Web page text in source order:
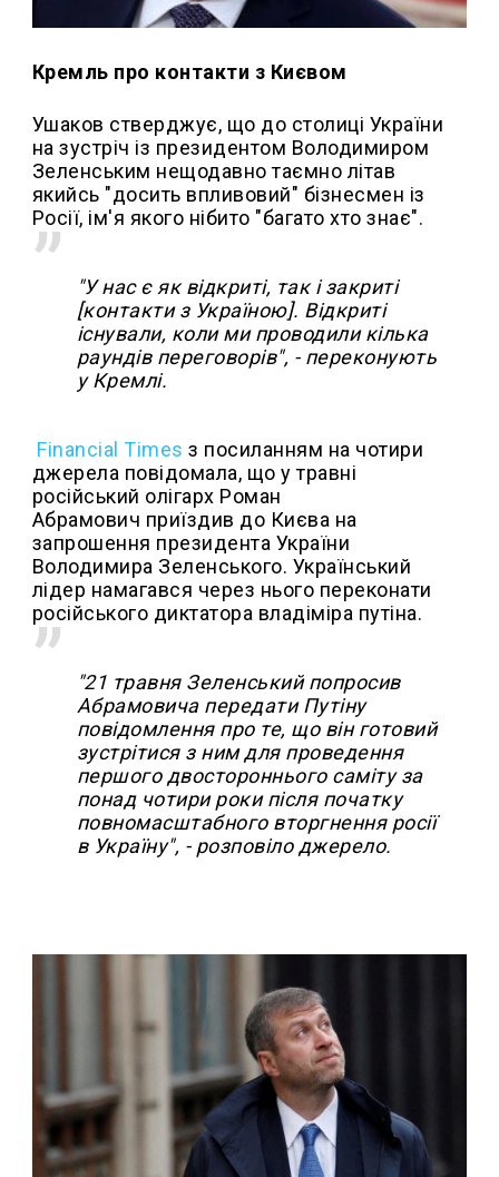
Кремль про контакти з Києвом
Ушаков стверджує, що до столиці України
на зустріч із президентом Володимиром
Зеленським нещодавно таємно літав
якийсь "досить впливовий" бізнесмен із
Росії, ім'я якого нібито "багато хто знає".
"У нас є як відкриті, так і закриті
[контакти з Україною]. Відкриті
існували, коли ми проводили кілька
раундів переговорів", - переконують
у Кремлі.
Financial Times з посиланням на чотири
джерела повідомала, що у травні
російський олігарх Роман
Абрамович приїздив до Києва на
запрошення президента України
Володимира Зеленського. Український
лідер намагався через нього переконати
російського диктатора владіміра путіна.
"21 травня Зеленський попросив
Абрамовича передати Путіну
повідомлення про те, що він готовий
зустрітися з ним для проведення
першого двостороннього саміту за
понад чотири роки після початку
повномасштабного вторгнення росії
в Україну", - розповіло джерело.